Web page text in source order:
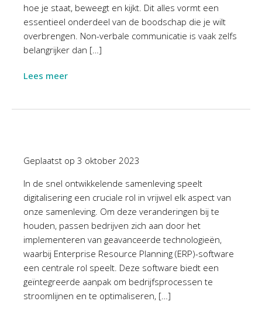
hoe je staat, beweegt en kijkt. Dit alles vormt een
essentieel onderdeel van de boodschap die je wilt
overbrengen. Non-verbale communicatie is vaak zelfs
belangrijker dan […]
Lees meer
Geplaatst op 3 oktober 2023
In de snel ontwikkelende samenleving speelt
digitalisering een cruciale rol in vrijwel elk aspect van
onze samenleving. Om deze veranderingen bij te
houden, passen bedrijven zich aan door het
implementeren van geavanceerde technologieën,
waarbij Enterprise Resource Planning (ERP)-software
een centrale rol speelt. Deze software biedt een
geïntegreerde aanpak om bedrijfsprocessen te
stroomlijnen en te optimaliseren, […]